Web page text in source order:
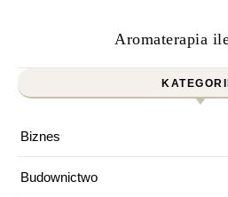
Aromaterapia
Biznes
Budownictwo